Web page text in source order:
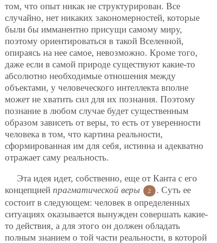
том, что опыт никак не структурирован. Все
случайно, нет никаких закономерностей, которые
были бы имманентно присущи самому миру,
поэтому ориентироваться в такой Вселенной,
опираясь на нее самое, невозможно. Кроме того,
даже если в самой природе существуют какие-то
абсолютно необходимые отношения между
объектами, у человеческого интеллекта вполне
может не хватить сил для их познания. Поэтому
познание в любом случае будет существенным
образом зависеть от веры, то есть от уверенности
человека в том, что картина реальности,
сформированная им для себя, истинна и адекватно
отражает саму реальность.
Эта идея идет, собственно, еще от Канта с его
концепцией прагматической веры 2
. Суть ее
состоит в следующем: человек в определенных
ситуациях оказывается вынужден совершать какие-
то действия, а для этого он должен обладать
полным знанием о той части реальности, в которой